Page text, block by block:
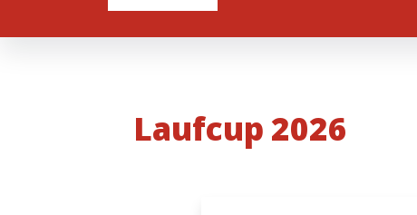
Laufcup 2026